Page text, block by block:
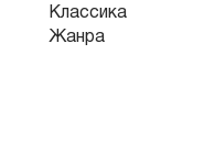
Классика
Жанра